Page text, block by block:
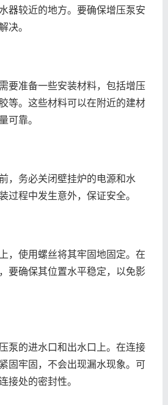
器较近的地方。要确保增压泵安
决。
要准备一些安装材料，包括增压
等。这些材料可以在附近的建材
可靠。
，务必关闭壁挂炉的电源和水
过程中发生意外，保证安全。
，使用螺丝将其牢固地固定。在
要确保其位置水平稳定，以免影
泵的进水口和出水口上。在连接
固牢固，不会出现漏水现象。可
接处的密封性。